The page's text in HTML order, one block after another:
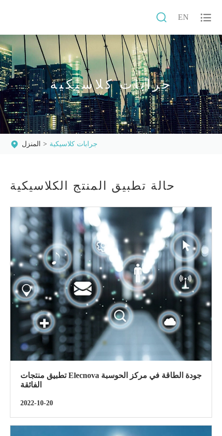
 EN 
جرابات كلاسيكية
المنزل جرابات كلاسيكية
حالة تطبيق المنتج الكلاسيكية
تطبيق منتجات Elecnova جودة الطاقة في مركز الحوسبة
الفائقة
2022-10-20